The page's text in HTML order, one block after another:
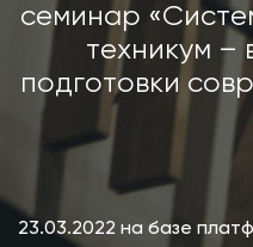
семинар
техникум –
подготовки
23.03.2022 на базе